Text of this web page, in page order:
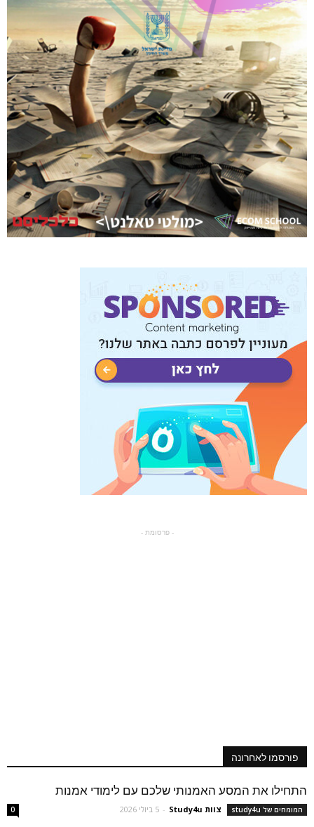
- פרסומת -
פורסמו לאחרונה
התחילו את המסע האמנותי שלכם עם לימודי אמנות
המומחים של study4u צוות Study4u - 5 ביולי 2026 0